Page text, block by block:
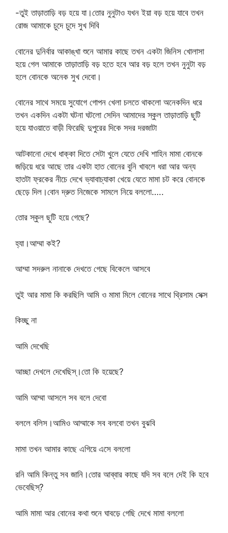
-তুই তাড়াতাড়ি বড় হয়ে যা।তোর নুনুটাও যখন ইয়া বড় হয়ে যাবে তখন
রোজ আমাকে চুদে চুদে সুখ দিবি
বোনের দুনির্বার আকাঙ্খা শুনে আমার কাছে তখন একটা জিনিস খোলাসা
হয়ে গেল আমাকে তাড়াতাড়ি বড় হতে হবে আর বড় হলে তখন নুনুটা বড়
হলে বোনকে অনেক সুখ দেবো।
বোনের সাথে সময়ে সুযোগে গোপন খেলা চলতে থাকলো অনেকদিন ধরে
তখন একদিন একটা ঘটনা ঘটলো সেদিন আমাদের স্কুল তাড়াতাড়ি ছুটি
হয়ে যাওয়াতে বাড়ী ফিরেছি দুপুরের দিকে সদর দরজাটা
আটকানো দেখে ধাক্কা দিতে সেটা খুলে যেতে দেখি শাহিন মামা বোনকে
জড়িয়ে ধরে আছে তার একটা হাত বোনের বুনি খাবলে ধরা আর অন্য
হাতটা ফ্রকের নীচে দেখে ভ্যাবাচ্যাকা খেয়ে যেতে মামা চট করে বোনকে
ছেড়ে দিল।বোন দ্রুত নিজেকে সামলে নিয়ে বললো…..
তোর স্কুল ছুটি হয়ে গেছে?
হ্যা।আম্মা কই?
আম্মা সদরুল নানাকে দেখতে গেছে বিকেলে আসবে
তুই আর মামা কি করছিলি আমি ও মামা মিলে বোনের সাথে থ্রিসাম সেক্স
কিচ্ছু না
আমি দেখেছি
আচ্ছা দেখলে দেখেছিস্।তো কি হয়েছে?
আমি আম্মা আসলে সব বলে দেবো
বললে বলিস।আমিও আম্মাকে সব বলবো তখন বুঝবি
মামা তখন আমার কাছে এগিয়ে এসে বললো
রনি আমি কিন্তু সব জানি।তোর আব্বার কাছে যদি সব বলে দেই কি হবে
ভেবেছিস্?
আমি মামা আর বোনের কথা শুনে ঘাবড়ে গেছি দেখে মামা বললো